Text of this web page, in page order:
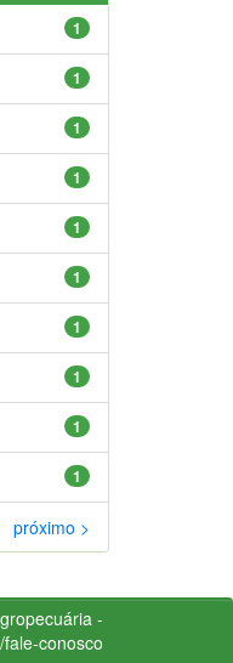
1
1
1
1
1
1
1
1
1
1
próximo >
-
conosco